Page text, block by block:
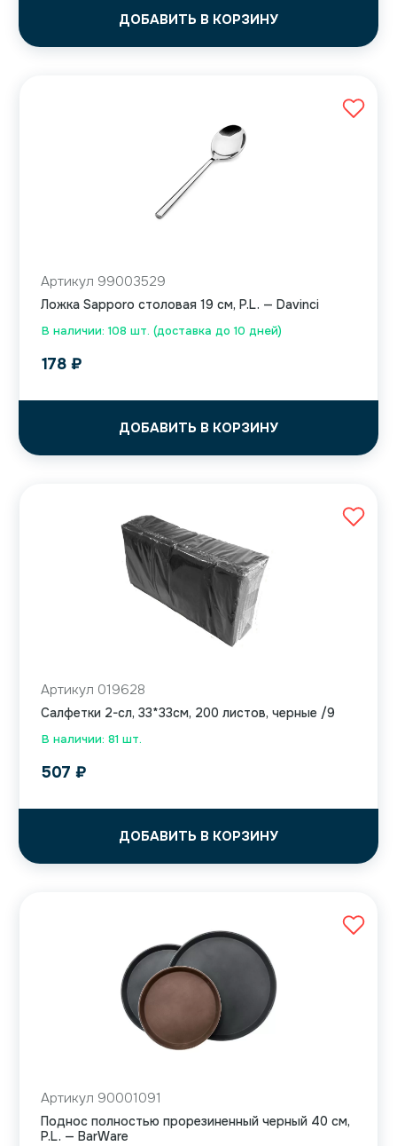
ДОБАВИТЬ В КОРЗИНУ
В наличии: 108 шт. (доставка до 10 дней)
Артикул 99003529
Ложка Sapporo столовая 19 см, P.L. — Davinci
178 ₽
ДОБАВИТЬ В КОРЗИНУ
В наличии: 81 шт.
Артикул 019628
Салфетки 2-сл, 33*33см, 200 листов, черные /9
507 ₽
ДОБАВИТЬ В КОРЗИНУ
Артикул 90001091
Поднос полностью прорезиненный черный 40 см,
P.L. — BarWare